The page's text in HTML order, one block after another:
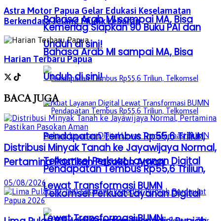
Bahasa Arab MI sampai MA, Bisa
Unduh di sini!
Pendapatan Tembus Rp55,6 Triliun,
Telkomsel Perkuat Layanan Digital
Lewat Transformasi BUMN
Kemenag Siapkan 90 Buku PAI dan
Bahasa Arab MI sampai MA, Bisa
Unduh di sini!
Pendapatan Tembus Rp55,6 Triliun,
Telkomsel Perkuat Layanan Digital
Lewat Transformasi BUMN
Astra Motor Papua Gelar Edukasi Keselamatan
Berkendara Jelang Mudik Lebaran
Harian Terbaru Papua
BACAJUGA
Distribusi Minyak Tanah ke Jayawijaya Normal,
Pertamina Pastikan Pasokan Aman
05/08/2026